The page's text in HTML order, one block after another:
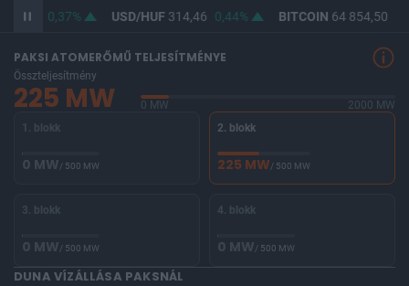
0,37% USD/HUF314,46 0,44% BITCOIN 64 854,50
PAKSI ATOMERŐMŰ TELJESÍTMÉNYE
Összteljesítmény
225 MW 0 MW
2000 MW
1. blokk
0 MW/ 500 MW
2. blokk
225 MW/ 500 MW
3. blokk
0 MW/ 500 MW
4. blokk
0 MW/ 500 MW
DUNA VÍZÁLLÁSA PAKSNÁL